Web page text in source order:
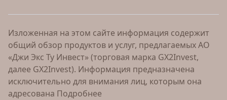
Изложенная на этом сайте информация содержит
общий обзор продуктов и услуг, предлагаемых АО
«Джи Экс Ту Инвест» (торговая марка GX2Invest,
далее GX2Invest). Информация предназначена
исключительно для внимания лиц, которым она
адресована Подробнее